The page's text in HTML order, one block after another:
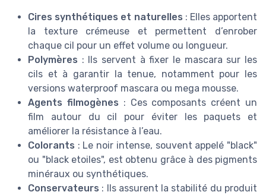
Cires synthétiques et naturelles : Elles apportent
la texture crémeuse et permettent d’enrober
chaque cil pour un effet volume ou longueur.
Polymères : Ils servent à fixer le mascara sur les
cils et à garantir la tenue, notamment pour les
versions waterproof mascara ou mega mousse.
Agents filmogènes : Ces composants créent un
film autour du cil pour éviter les paquets et
améliorer la résistance à l’eau.
Colorants : Le noir intense, souvent appelé "black"
ou "black etoiles", est obtenu grâce à des pigments
minéraux ou synthétiques.
Conservateurs : Ils assurent la stabilité du produit